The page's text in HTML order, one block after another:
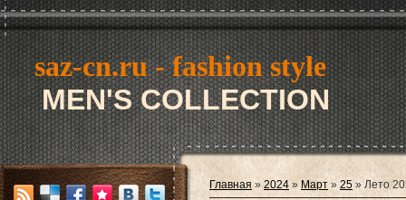
saz-cn.ru - fashion style
MEN'S COLLECTION
Главная » 2024 » Март » 25 » Лето